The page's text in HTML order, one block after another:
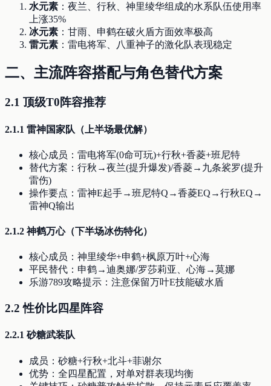
水元素 ：夜兰、行秋、神里绫华组成的水系队伍使用率
上涨35%
冰元素 ：甘雨、申鹤在破火盾方面效率极高
雷元素 ：雷电将军、八重神子的激化队表现稳定
二、主流阵容搭配与角色替代方案
2.1 顶级T0阵容推荐
2.1.1 雷神国家队（上半场最优解）
核心成员：雷电将军(0命可玩)+行秋+香菱+班尼特
替代方案：行秋→夜兰(提升爆发)/香菱→九条裟罗(提升
雷伤)
操作要点：雷神E起手→班尼特Q→香菱EQ→行秋EQ→
雷神Q输出
2.1.2 神鹤万心（下半场冰伤特化）
核心成员：神里绫华+申鹤+枫原万叶+心海
平民替代：申鹤→迪奥娜/罗莎莉亚、心海→莫娜
乐游789攻略提示：注意保留万叶E技能破水盾
2.2 性价比四星阵容
2.2.1 砂糖武装队
成员：砂糖+行秋+北斗+菲谢尔
优势：全四星配置，对单对群表现均衡